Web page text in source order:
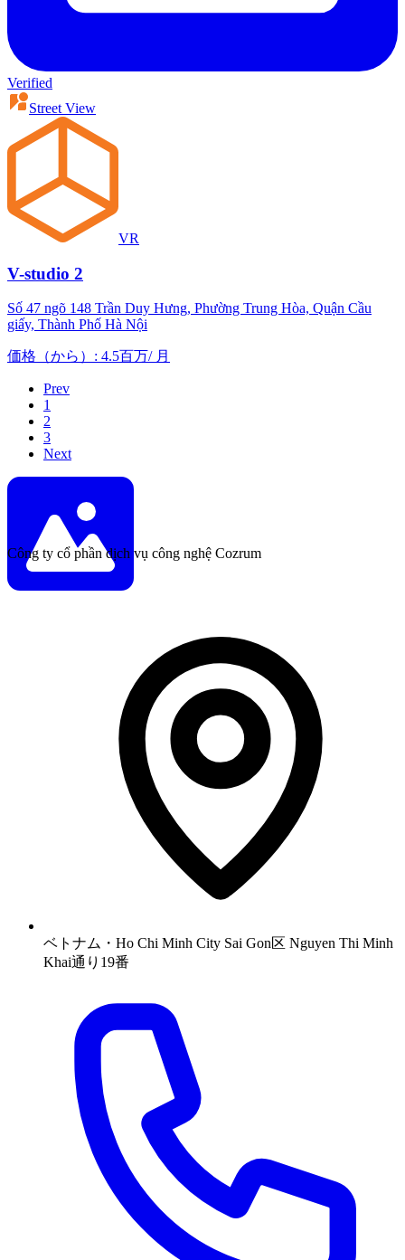
Verified
Street View
VR
V-studio 2
Số 47 ngõ 148 Trần Duy Hưng, Phường Trung Hòa, Quận Cầu
giấy, Thành Phố Hà Nội
価格（から） : 4.5百万/月
Prev
1
2
3
Next
Công ty cổ phần dịch vụ công nghệ Cozrum
ベトナム・Ho Chi Minh City Sai Gon区 Nguyen Thi Minh
Khai通り19番